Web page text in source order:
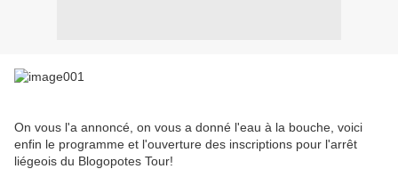
On vous l'a annoncé, on vous a donné l'eau à la bouche, voici
enfin le programme et l'ouverture des inscriptions pour l'arrêt
liégeois du Blogopotes Tour!